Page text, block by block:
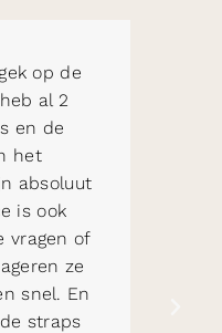
op de
al 2
en de
het
absoluut
is ook
vragen of
ze
snel. En
straps